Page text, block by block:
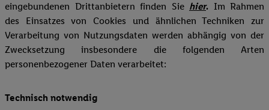
eingebundenen Drittanbietern finden Sie hier. Im Rahmen
des Einsatzes von Cookies und ähnlichen Techniken zur
Verarbeitung von Nutzungsdaten werden abhängig von der
Zwecksetzung insbesondere die folgenden Arten
personenbezogener Daten verarbeitet:
Technisch notwendig